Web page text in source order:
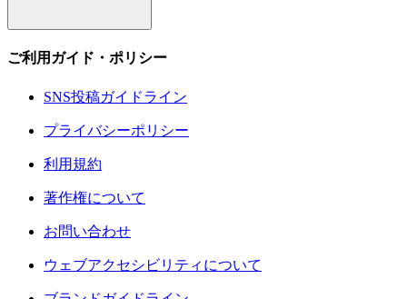
ご利用ガイド・ポリシー
SNS投稿ガイドライン
プライバシーポリシー
利用規約
著作権について
お問い合わせ
ウェブアクセシビリティについて